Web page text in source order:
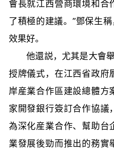
會長就江西營商環境和合
了積極的建議。”鄧保生
效果好。
他還説，尤其是大會舉
授牌儀式，在江西省政府
岸産業合作區建設總體方
家開發銀行簽訂合作協議
為深化産業合作、幫助台
業發展後勁而推出的務實